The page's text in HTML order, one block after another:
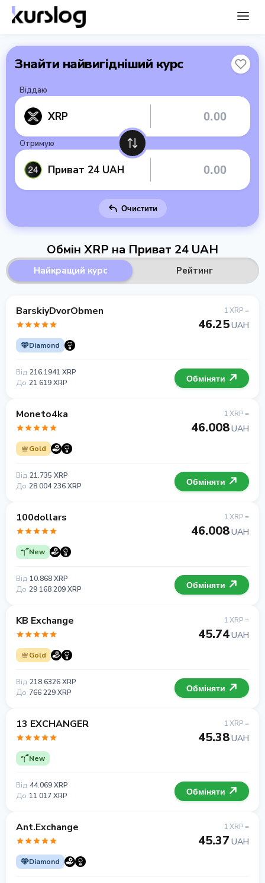
Знайти найвигідніший курс
Віддаю
XRP
Отримую
Приват 24 UAH
Очистити
Обмін XRP на Приват 24 UAH
Найкращий курс Рейтинг
BarskiyDvorObmen
Diamond
1 XRP =
46.25UAH
Від 216.1941 XRP
До 21 619 XRP Обміняти
Moneto4ka
Gold
1 XRP =
46.008UAH
Від 21.735 XRP
До 28 004 236 XRP Обміняти
100dollars
New
1 XRP =
46.008UAH
Від 10.868 XRP
До 29 168 209 XRP Обміняти
KB Exchange
Gold
1 XRP =
45.74UAH
Від 218.6326 XRP
До 766 229 XRP Обміняти
13 EXCHANGER
New
1 XRP =
45.38UAH
Від 44.069 XRP
До 11 017 XRP Обміняти
Ant.Exchange
Diamond
1 XRP =
45.37 UAH